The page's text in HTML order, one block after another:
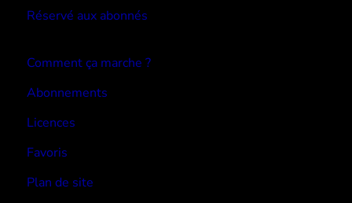
Réservé aux abonnés
Comment ça marche ?
Abonnements
Licences
Favoris
Plan de site